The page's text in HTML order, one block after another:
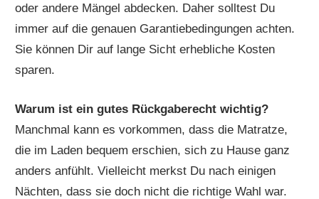
oder andere Mängel abdecken. Daher solltest Du
immer auf die genauen Garantiebedingungen achten.
Sie können Dir auf lange Sicht erhebliche Kosten
sparen.
Warum ist ein gutes Rückgaberecht wichtig?
Manchmal kann es vorkommen, dass die Matratze,
die im Laden bequem erschien, sich zu Hause ganz
anders anfühlt. Vielleicht merkst Du nach einigen
Nächten, dass sie doch nicht die richtige Wahl war.